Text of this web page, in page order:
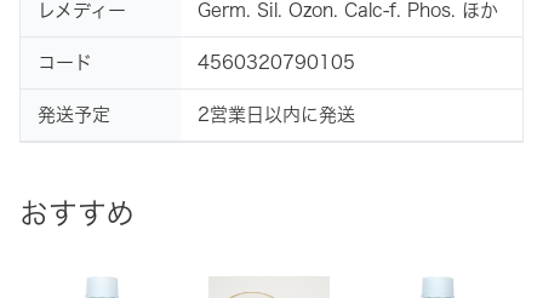
おすすめ
レメディー Germ. Sil. Ozon. Calc-f. Phos. ほか
コード 4560320790105
発送予定 2営業日以内に発送